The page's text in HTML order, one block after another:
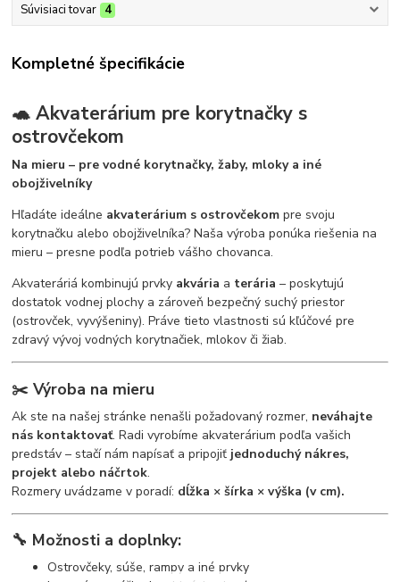
Súvisiaci tovar 4
Kompletné špecifikácie
🐢 Akvaterárium pre korytnačky s
ostrovčekom
Na mieru – pre vodné korytnačky, žaby, mloky a iné
obojživelníky
Hľadáte ideálne akvaterárium s ostrovčekom pre svoju
korytnačku alebo obojživelníka? Naša výroba ponúka riešenia na
mieru – presne podľa potrieb vášho chovanca.
Akvateráriá kombinujú prvky akvária a terária – poskytujú
dostatok vodnej plochy a zároveň bezpečný suchý priestor
(ostrovček, vyvýšeniny). Práve tieto vlastnosti sú kľúčové pre
zdravý vývoj vodných korytnačiek, mlokov či žiab.
✂️Výroba na mieru
Ak ste na našej stránke nenašli požadovaný rozmer, neváhajte
nás kontaktovať. Radi vyrobíme akvaterárium podľa vašich
predstáv – stačí nám napísať a pripojiť jednoduchý nákres,
projekt alebo náčrtok.
Rozmery uvádzame v poradí: dĺžka × šírka × výška (v cm).
🔧 Možnosti a doplnky:
Ostrovčeky, súše, rampy a iné prvky